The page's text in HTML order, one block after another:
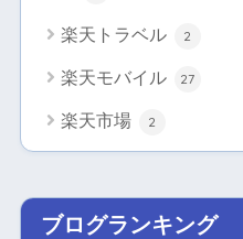
楽天トラベル 2
楽天モバイル 27
楽天市場 2
ブログランキング